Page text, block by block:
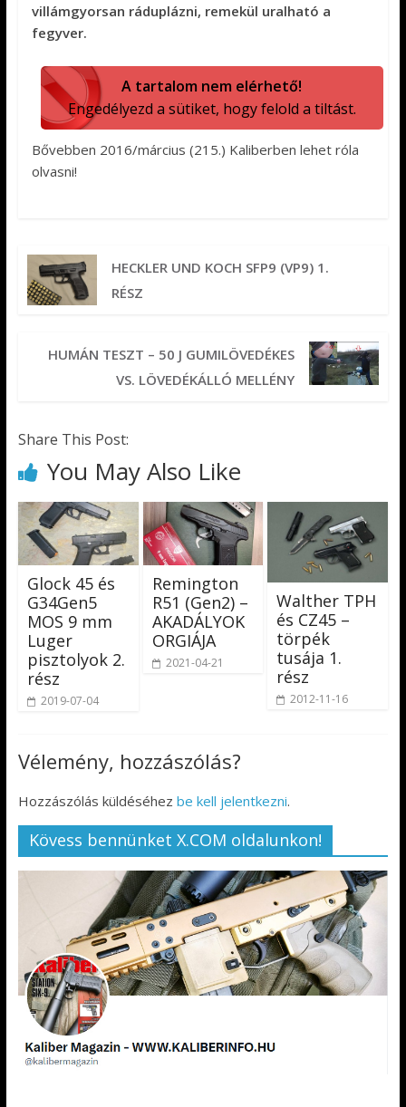
villámgyorsan ráduplázni, remekül uralható a
fegyver.
A tartalom nem elérhető!
Engedélyezd a sütiket, hogy felold a tiltást.
Bővebben 2016/március (215.) Kaliberben lehet róla
olvasni!
HECKLER UND KOCH SFP9 (VP9) 1.
RÉSZ
HUMÁN TESZT – 50 J GUMILÖVEDÉKES
VS. LÖVEDÉKÁLLÓ MELLÉNY
Share This Post:
You May Also Like
Glock 45 és
G34Gen5
MOS 9 mm
Luger
pisztolyok 2.
rész
2019-07-04
Remington
R51 (Gen2) –
AKADÁLYOK
ORGIÁJA
2021-04-21
Walther TPH
és CZ45 –
törpék
tusája 1.
rész
2012-11-16
Vélemény, hozzászólás?
Hozzászólás küldéséhez be kell jelentkezni.
Kövess bennünket X.COM oldalunkon!